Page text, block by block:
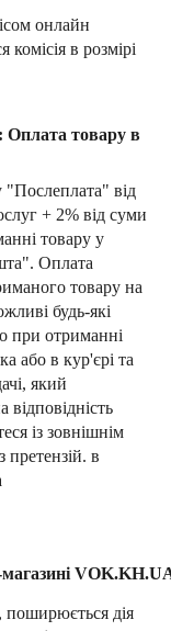
онлайн
в розмірі
товару в
"Послеплата" від
+ 2% від суми
товару у
Оплата
товару на
будь-які
при отриманні
або в кур'єрі та
який
із зовнішнім
претензій. в
магазині
, поширюється дія